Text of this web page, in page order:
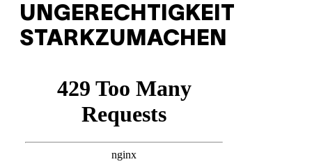
UNGERECHTIGKEIT
STARKZUMACHEN